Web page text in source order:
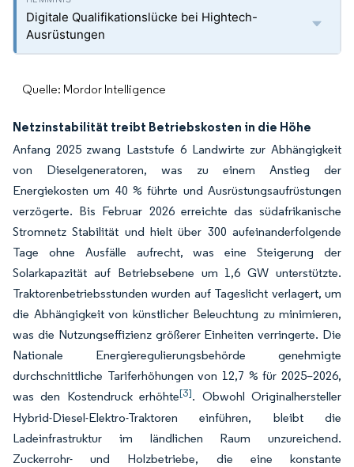
Digitale Qualifikationslücke bei Hightech-
Ausrüstungen
Quelle: Mordor Intelligence
Netzinstabilität treibt Betriebskosten in die Höhe
Anfang 2025 zwang Laststufe 6 Landwirte zur Abhängigkeit
von Dieselgeneratoren, was zu einem Anstieg der
Energiekosten um 40 % führte und Ausrüstungsaufrüstungen
verzögerte. Bis Februar 2026 erreichte das südafrikanische
Stromnetz Stabilität und hielt über 300 aufeinanderfolgende
Tage ohne Ausfälle aufrecht, was eine Steigerung der
Solarkapazität auf Betriebsebene um 1,6 GW unterstützte.
Traktorenbetriebsstunden wurden auf Tageslicht verlagert, um
die Abhängigkeit von künstlicher Beleuchtung zu minimieren,
was die Nutzungseffizienz größerer Einheiten verringerte. Die
Nationale Energieregulierungsbehörde genehmigte
durchschnittliche Tariferhöhungen von 12,7 % für 2025–2026,
was den Kostendruck erhöhte[3]. Obwohl Originalhersteller
Hybrid-Diesel-Elektro-Traktoren einführen, bleibt die
Ladeinfrastruktur im ländlichen Raum unzureichend.
Zuckerrohr- und Holzbetriebe, die eine konstante